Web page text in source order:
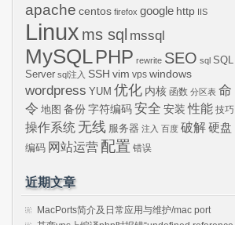
apache centos firefox google http IIS
Linux ms sql mssql
MySQLPHP rewrite SEO sql SQL
Server sql注入 SSH vim vps windows
wordpress YUM 优化 内核 函数 分区表 命
令 地图 备份 字符编码 安全 安装 性能 技巧
操作系统 无线 服务器 注入 百度 破解硬盘
编码 网站运营 配置 错误
近期文章
MacPorts简介及日常应用与维护/mac port